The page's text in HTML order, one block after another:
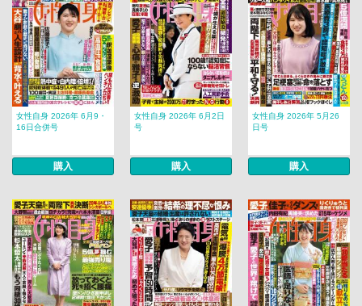
女性自身 2026年 6月9・
16日合併号
購入
女性自身 2026年 6月2日
号
購入
女性自身 2026年 5月26
日号
購入